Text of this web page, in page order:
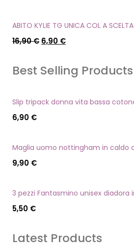
ABITO KYLIE TG UNICA COL A SCELTA
16,90€ 6,90 €
Best Selling Products
6,90 €
9,90 €
5,50 €
Latest Products